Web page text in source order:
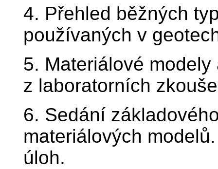
4. Přehled běžných
používaných v
5. Materiálové
z laboratorních
6. Sedání
materiálových
úloh.